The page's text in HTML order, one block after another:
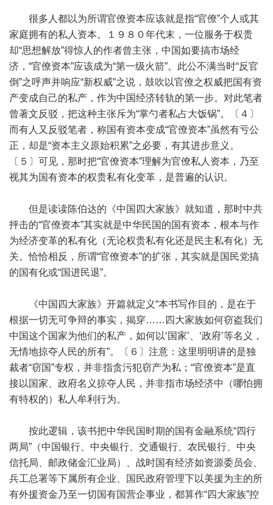
很多人都以为所谓官僚资本应该就是指“官僚”个人或其
家庭拥有的私人资本。１９８０年代末，一位服务于权贵
却“思想解放”得惊人的作者曾主张，中国如要搞市场经
济，“官僚资本”应该成为“第一级火箭”。此公不满当时“反官
倒”之呼声并响应“新权威”之说，鼓吹以官僚之权威把国有资
产变成自己的私产，作为中国经济转轨的第一步。对此笔者
曾著文反驳，把这种主张斥为“掌勺者私占大饭锅”。〔４〕
而有人又反驳笔者，称国有资本变成“官僚资本”虽然有亏公
正，却是“资本主义原始积累”之必要，有其进步意义。
〔５〕可见，那时把“官僚资本”理解为官僚私人资本，乃至
视其为国有资本的权贵私有化变革，是普遍的认识。
但是读读陈伯达的《中国四大家族》就知道，那时中共
抨击的“官僚资本”其实就是中华民国的国有资本，根本与作
为经济变革的私有化（无论权贵私有化还是民主私有化）无
关。恰恰相反，所谓“官僚资本”的扩张，其实就是国民党搞
的国有化或“国进民退”。
《中国四大家族》开篇就定义“本书写作目的，是在于
根据一切无可争辩的事实，揭穿……四大家族如何窃盗我们
中国这个国家为他们的私产，如何以‘国家’、‘政府’等名义，
无情地掠夺人民的所有”。〔６〕注意：这里明明讲的是独
裁者“窃国”专权，并非指贪污犯窃产为私；“官僚资本”是直
接以国家、政府名义掠夺人民，并非指市场经济中（哪怕拥
有特权的）私人牟利行为。
按此逻辑，该书把中华民国时期的国有金融系统“四行
两局”（中国银行、中央银行、交通银行、农民银行、中央
信托局、邮政储金汇业局）、战时国有经济如资源委员会、
兵工总署等下属所有企业、国民政府管理下以美援为主的所
有外援资金乃至一切国有国营企事业，都算作“四大家族”控